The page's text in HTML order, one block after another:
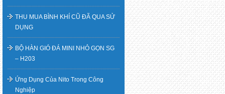
THU MUA BÌNH KHÍ CŨ ĐÃ QUA SỬ
DỤNG
BỘ HÀN GIÓ ĐÁ MINI NHỎ GỌN SG
– H203
Ứng Dụng Của Nito Trong Công
Nghiệp